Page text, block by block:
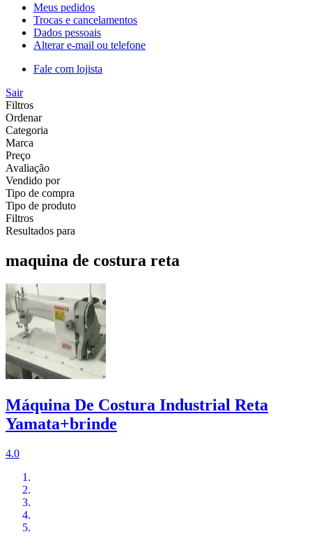
Meus pedidos
Trocas e cancelamentos
Dados pessoais
Alterar e-mail ou telefone
Fale com lojista
Sair
Filtros
Ordenar
Categoria
Marca
Preço
Avaliação
Vendido por
Tipo de compra
Tipo de produto
Filtros
Resultados para
maquina de costura reta
Máquina De Costura Industrial Reta
Yamata+brinde
4.0